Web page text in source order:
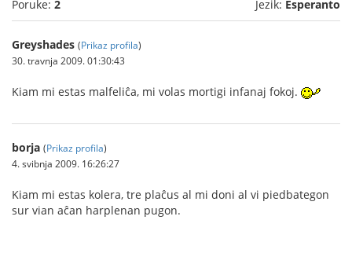
Poruke: 2 Jezik: Esperanto
Greyshades (Prikaz profila)
30. travnja 2009. 01:30:43
Kiam mi estas malfeliĉa, mi volas mortigi infanaj fokoj.
borja (Prikaz profila)
4. svibnja 2009. 16:26:27
Kiam mi estas kolera, tre plaĉus al mi doni al vi piedbategon
sur vian aĉan harplenan pugon.